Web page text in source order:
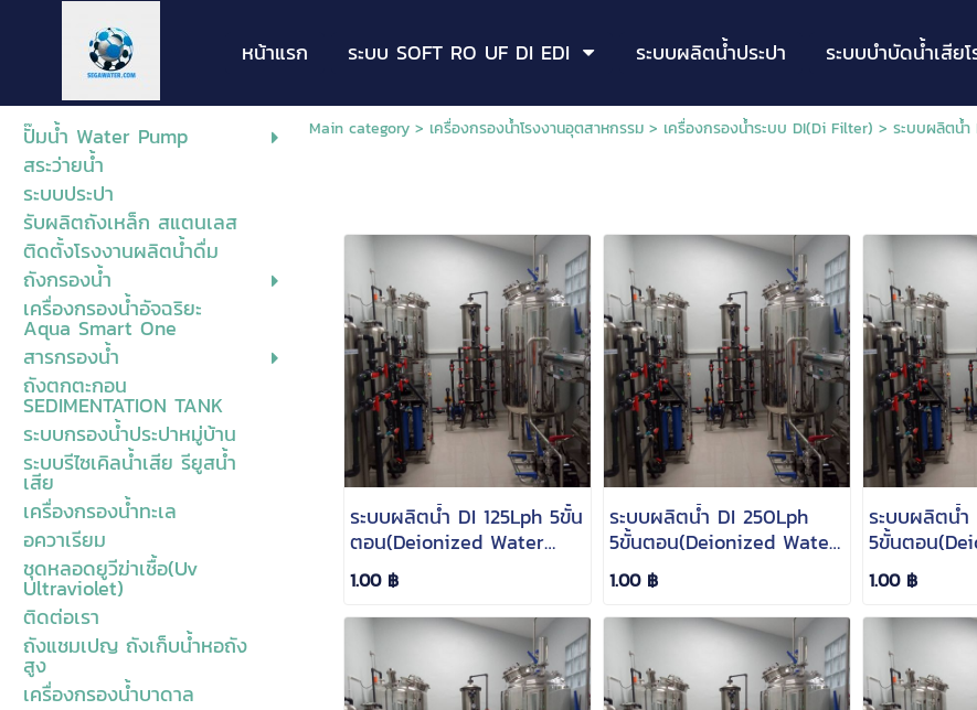
หน้าแรก ระบบ SOFT RO UF DI EDI ระบบผลิตน้ำประปา ระบบบำบัดน้ำเสีย
ปั๊มน้ำ Water Pump
สระว่ายน้ำ
ระบบประปา
รับผลิตถังเหล็ก สแตนเลส
ติดตั้งโรงงานผลิตน้ำดื่ม
ถังกรองน้ำ
เครื่องกรองน้ำอัจฉริยะ
Aqua Smart One
สารกรองน้ำ
ถังตกตะกอน
SEDIMENTATION TANK
ระบบกรองน้ำประปาหมู่บ้าน
ระบบรีไซเคิลน้ำเสีย รียูสน้ำ
เสีย
เครื่องกรองน้ำทะเล
อควาเรียม
ชุดหลอดยูวีฆ่าเชื้อ(Uv
Ultraviolet)
ติดต่อเรา
ถังแชมเปญ ถังเก็บน้ำหอถัง
สูง
เครื่องกรองน้ำบาดาล
Main category> เครื่องกรองน้ำโรงงานอุตสาหกรรม> เครื่องกรองน้ำระบบ DI(Di Filter) > ระบบผลิตน้
ระบบผลิตน้ำ DI 125Lph 5ขั้น
ตอน(Deionized Water
Filter)
1.00 ฿
ระบบผลิตน้ำ DI 250Lph
5ขั้นตอน(Deionized Water
Filter)
1.00 ฿
ระบบผลิตน้
5ขั้นตอน
Filter)
1.00 ฿